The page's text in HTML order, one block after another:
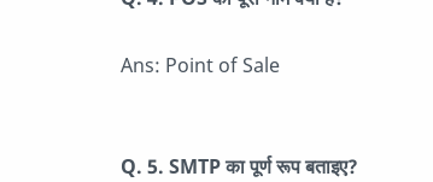
Ans: Point of Sale
Q. 5. SMTP का पूर्ण रूप बताइए?